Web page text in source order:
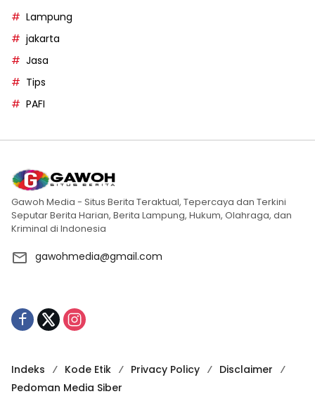
Lampung
jakarta
Jasa
Tips
PAFI
Gawoh Media - Situs Berita Teraktual, Tepercaya dan Terkini
Seputar Berita Harian, Berita Lampung, Hukum, Olahraga, dan
Kriminal di Indonesia
gawohmedia@gmail.com
Indeks Kode Etik Privacy Policy
Disclaimer
Pedoman Media Siber